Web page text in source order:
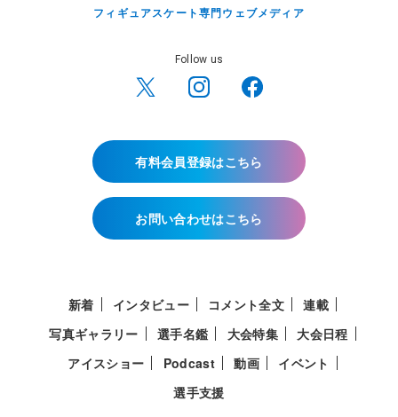
フィギュアスケート専門ウェブメディア
Follow us
有料会員登録はこちら
お問い合わせはこちら
新着 インタビュー コメント全文
連載
写真ギャラリー
選手名鑑 大会特集
大会日程
アイスショー
Podcast 動画
イベント
選手支援